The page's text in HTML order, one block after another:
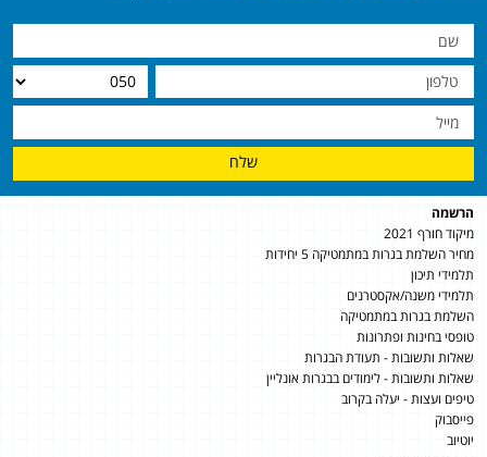
שלח
הרשמה
מיקוד חורף 2021
מחיר השלמת בגרות במתמטיקה 5 יחידות
תלמידי תיכון
תלמידי משנה/אקסטרנים
השלמת בגרות במתמטיקה
טופסי בחינות ופתרונות
שאלות ותשובות - תעודת הבגרות
שאלות ותשובות - לימודים בבגרות אונליין
טיפים ועצות - יעלה בקרוב
פייסבוק
יוטיוב